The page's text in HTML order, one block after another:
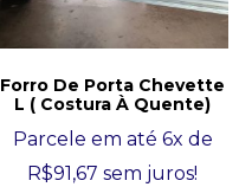
Forro De Porta Chevette
L ( Costura À Quente)
Parcele em até 6x de
R$91,67 sem juros!